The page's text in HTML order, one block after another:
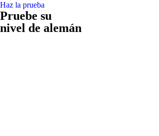
Haz la prueba
Pruebe su
nivel de alemán